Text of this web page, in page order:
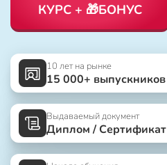
КУРС + 🎁БОНУС
10 лет на рынке
15 000+ выпускников
Выдаваемый документ
Диплом / Сертификат